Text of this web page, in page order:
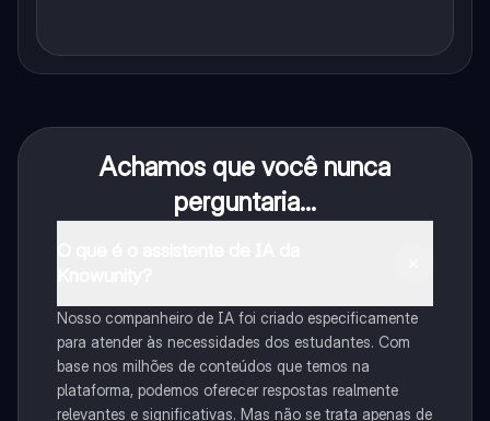
Achamos que você nunca
perguntaria...
Nosso companheiro de IA foi criado especificamente
para atender às necessidades dos estudantes. Com
base nos milhões de conteúdos que temos na
plataforma, podemos oferecer respostas realmente
relevantes e significativas. Mas não se trata apenas de